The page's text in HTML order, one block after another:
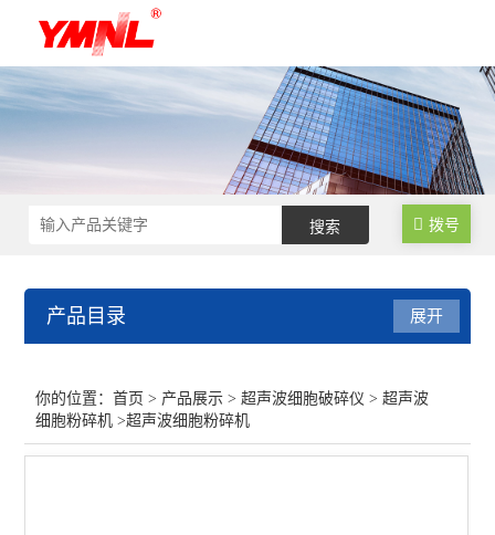
拨号
产品目录
高通量非接触式超声波细胞破碎仪
展开
你的位置：首页 > 产品展示 >超声波细胞破碎仪 >超声波
细胞粉碎机 >超声波细胞粉碎机